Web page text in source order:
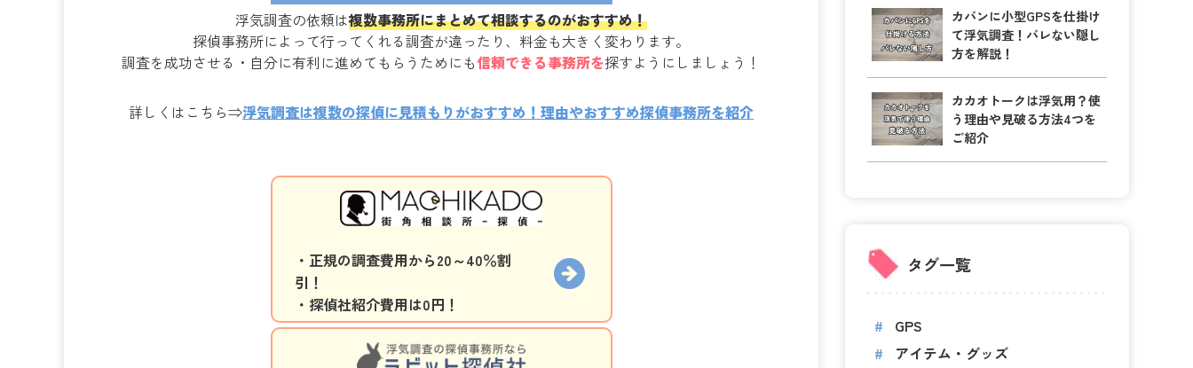
浮気調査の依頼は複数事務所にまとめて相談するのがおすすめ！
探偵事務所によって行ってくれる調査が違ったり、料金も大きく変わります。
調査を成功させる・自分に有利に進めてもらうためにも信頼できる事務所を探すようにしましょう！
詳しくはこちら⇒浮気調査は複数の探偵に見積もりがおすすめ！理由やおすすめ探偵事務所を紹介
・正規の調査費用から20～40％割
引！
・探偵社紹介費用は0円！
カバンに小型GPSを仕掛け
て浮気調査！バレない隠し
方を解説！
カカオトークは浮気用？使
う理由や見破る方法4つを
ご紹介
タグ一覧
GPS
アイテム・グッズ